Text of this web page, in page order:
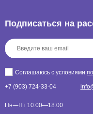
Подписаться на
Соглашаюсь с условиями
+7 (903) 724-33-04
Пн—Пт 10:00—18:00